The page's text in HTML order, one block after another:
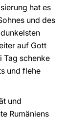
hat es
und des
auf Gott
Tag schenke
und flehe
und
Rumäniens